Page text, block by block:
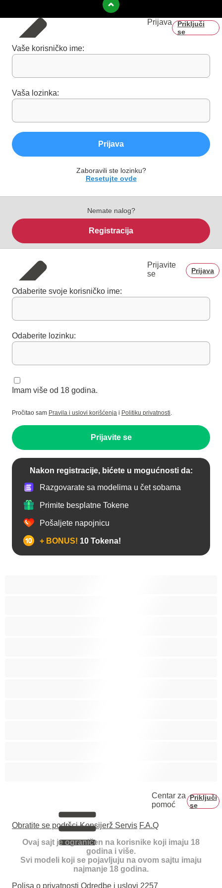
Prijava
Priključi
se
Vaše korisničko ime:
Vaša lozinka:
Prijava
Zaboravili ste lozinku?
Resetujte ovde
Nemate nalog?
Registracija
Prijavite
se
Prijava
Odaberite svoje korisničko ime:
Odaberite lozinku:
Imam više od 18 godina.
Pročitao sam Pravila i uslovi korišćenja i Politiku privatnosti.
Prijavite se
Nakon registracije, bićete u mogućnosti da:
Razgovarate sa modelima u čet sobama
Primite besplatne Tokene
Pošaljete napojnicu
+ BONUS! 10 Tokena!
Centar za
pomoć
Priključi
se
Obratite se podršci Konsijerž Servis F.A.Q
Ovaj sajt je ograničen na korisnike koji imaju 18
godina i više.
Svi modeli koji se pojavljuju na ovom sajtu imaju
najmanje 18 godina.
Polisa o privatnosti Odredbe i uslovi 2257